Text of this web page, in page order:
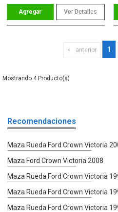
Ver Detalles
anterior 1
4
Recomendaciones
Maza Rueda Ford Crown Victoria
Maza Ford Crown Victoria 2008
Maza Rueda Ford Crown Victoria
Maza Rueda Ford Crown Victoria
Maza Rueda Ford Crown Victoria